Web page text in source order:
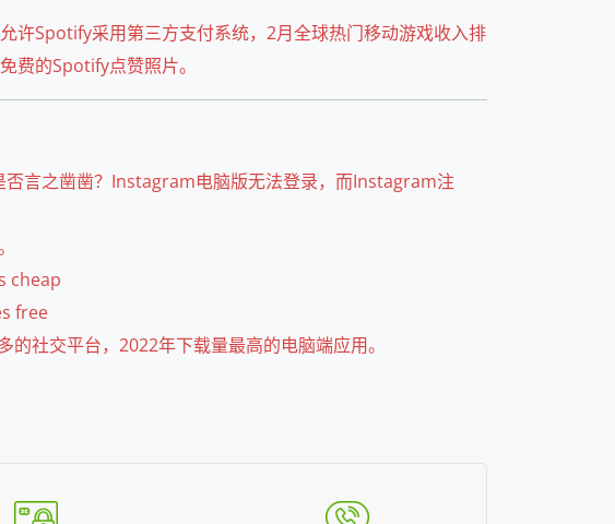
许Spotify采用第三方支付系统，2月全球热门移动游戏收入排
费的Spotify点赞照片。
言之凿凿？Instagram电脑版无法登录，而Instagram注
cheap
free
社交平台，2022年下载量最高的电脑端应用。